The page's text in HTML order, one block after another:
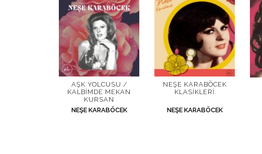
AŞK YOLCUSU /
KALBIMDE MEKAN
KURSAN
NEŞE KARABÖCEK
NEŞE KARABÖCEK
KLASIKLERI
NEŞE KARABÖCEK